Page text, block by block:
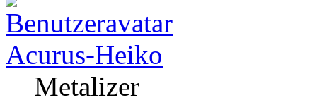
Acurus-Heiko
Metalizer